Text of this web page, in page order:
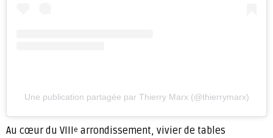
Une publication partagée par Thierry Marx (@thierrymarx)
Au cœur du VIII e arrondissement, vivier de tables